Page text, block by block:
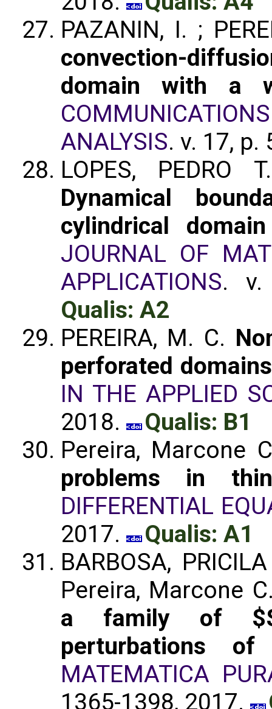
PAZANIN, I. ;
convection-
domain with a
ANALYSIS. v. 17,
LOPES, PEDRO
Dynamical
cylindrical
JOURNAL OF
APPLICATIONS. v.
Qualis: A2
PEREIRA, M. C.
perforated domains
IN THE APPLIED
2018.
Qualis: B1
Pereira, Marcone
problems in
DIFFERENTIAL
2017.
Qualis: A1
BARBOSA,
Pereira, Marcone
a family of
perturbations
MATEMATICA
1365-1398, 2017.